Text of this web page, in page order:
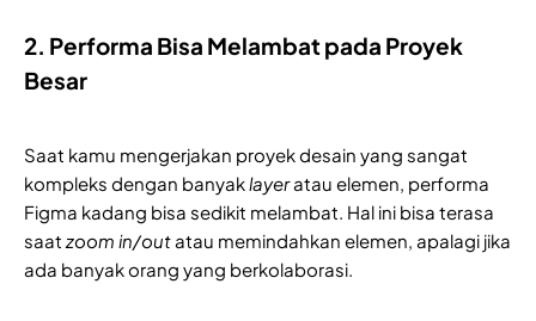
2. Performa Bisa Melambat pada Proyek
Besar
Saat kamu mengerjakan proyek desain yang sangat
kompleks dengan banyak layeratau elemen, performa
Figma kadang bisa sedikit melambat. Hal ini bisa terasa
saat zoom in/outatau memindahkan elemen, apalagi jika
ada banyak orang yang berkolaborasi.